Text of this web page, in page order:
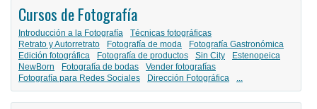
Cursos de Fotografía
Introducción a la Fotografía
Técnicas fotográficas
Retrato y Autorretrato
Fotografía de moda
Fotografía Gastronómica
Edición fotográfica
Fotografía de productos Sin City
Estenopeica
NewBorn
Fotografía de bodas
Vender fotografías
Fotografía para Redes Sociales
Dirección Fotográfica ...